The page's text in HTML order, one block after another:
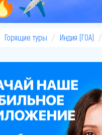
Горящие туры Индия (ГОА)